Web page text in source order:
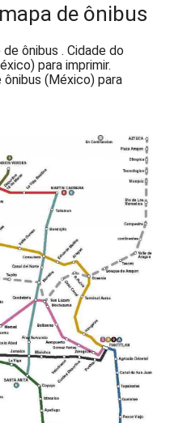
de ônibus
ônibus . Cidade do
para imprimir.
ônibus (México) para